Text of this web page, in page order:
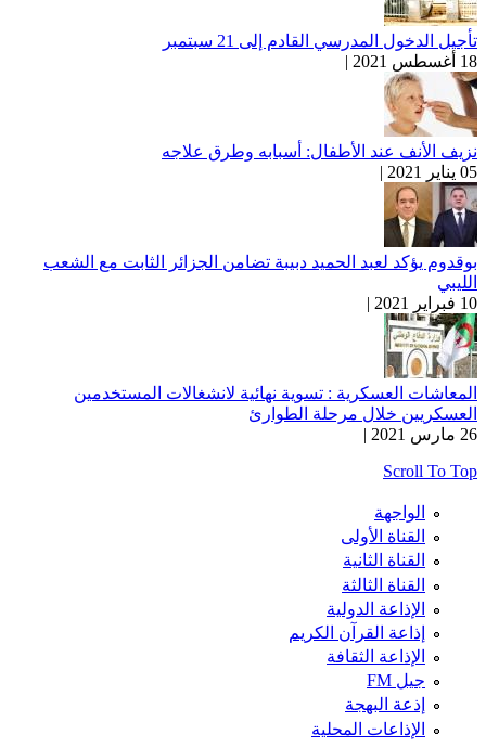
تأجيل الدخول المدرسي القادم إلى 21 سبتمبر
18 أغسطس 2021 |
نزيف الأنف عند الأطفال: أسبابه وطرق علاجه
05 يناير 2021 |
بوقدوم يؤكد لعبد الحميد دبيبة تضامن الجزائر الثابت مع الشعب
الليبي
10 فبراير 2021 |
المعاشات العسكرية : تسوية نهائية لانشغالات المستخدمين
العسكريين خلال مرحلة الطوارئ
26 مارس 2021 |
Scroll To Top
الواجهة
القناة الأولى
القناة الثانية
القناة الثالثة
الإذاعة الدولية
إذاعة القرآن الكريم
الإذاعة الثقافة
جيل FM
إذعة البهجة
الإذاعات المحلية